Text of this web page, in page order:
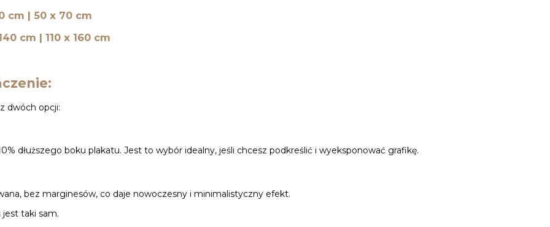
cm | 50 x 70 cm
cm | 110 x 160 cm
dwóch opcji:
dłuższego boku plakatu. Jest to wybór idealny, jeśli chcesz podkreślić i wyeksponować grafikę.
bez marginesów, co daje nowoczesny i minimalistyczny efekt.
taki sam.